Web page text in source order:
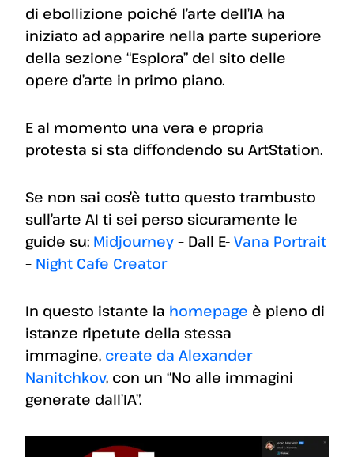
di ebollizione poiché l’arte dell’IA ha
iniziato ad apparire nella parte superiore
della sezione “Esplora” del sito delle
opere d’arte in primo piano.
E al momento una vera e propria
protesta si sta diffondendo su ArtStation.
Se non sai cos’è tutto questo trambusto
sull’arte AI ti sei perso sicuramente le
guide su: Midjourney – Dall E- Vana Portrait
– Night Cafe Creator
In questo istante la homepage è pieno di
istanze ripetute della stessa
immagine, create da Alexander
Nanitchkov, con un “No alle immagini
generate dall’IA”.